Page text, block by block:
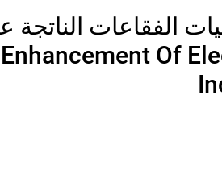
الفقاعات الناتجة
Of